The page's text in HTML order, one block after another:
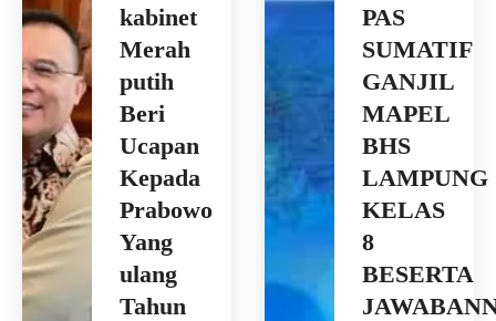
kabinet
Merah
putih
Beri
Ucapan
Kepada
Prabowo
Yang
ulang
Tahun
PAS
SUMATIF
GANJIL
MAPEL
BHS
LAMPUNG
KELAS
8
BESERTA